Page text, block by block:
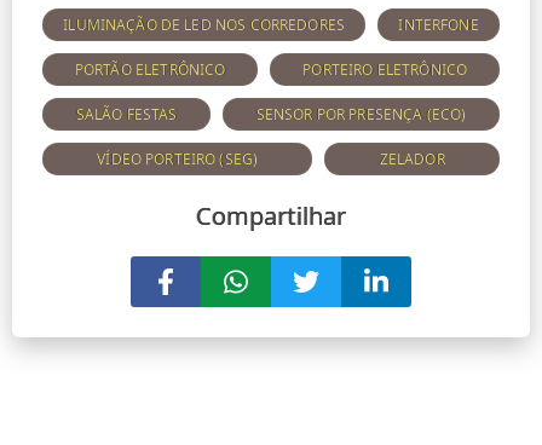
ILUMINAÇÃO DE LED NOS CORREDORES INTERFONE
PORTÃO ELETRÔNICO PORTEIRO ELETRÔNICO
SALÃO FESTAS SENSOR POR PRESENÇA (ECO)
VÍDEO PORTEIRO (SEG) ZELADOR
Compartilhar